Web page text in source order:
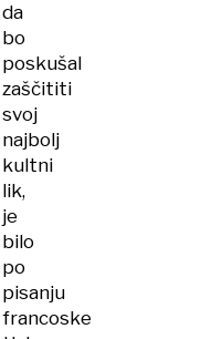
da
bo
poskušal
zaščititi
svoj
najbolj
kultni
lik,
je
bilo
po
pisanju
francoske